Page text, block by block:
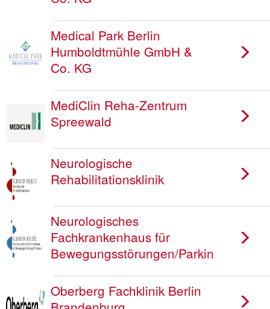
Medical Park Berlin
Humboldtmühle GmbH &
Co. KG
MediClin Reha-Zentrum
Spreewald
Neurologische
Rehabilitationsklinik
Neurologisches
Fachkrankenhaus für
Bewegungsstörungen/Parkinson
Oberberg Fachklinik Berlin